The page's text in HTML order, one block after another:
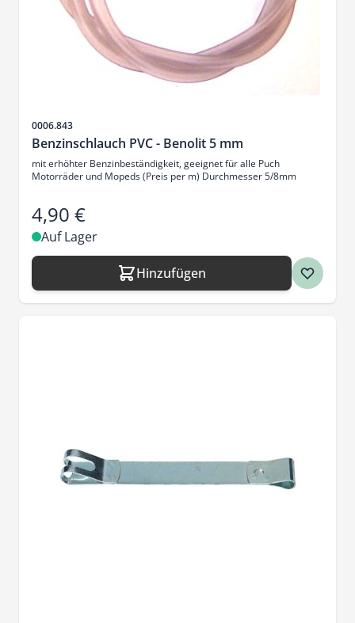
Artikelnr.
0006.843
Benzinschlauch PVC - Benolit 5 mm
mit erhöhter Benzinbeständigkeit, geeignet für alle Puch
Motorräder und Mopeds (Preis per m) Durchmesser 5/8mm
4,90 €
Auf Lager
Hinzufügen